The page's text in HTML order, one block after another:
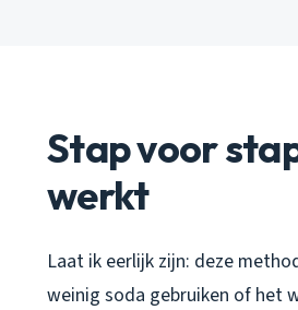
Stap voor
werkt
Laat ik eerlijk zijn: deze
weinig soda gebruiken of het